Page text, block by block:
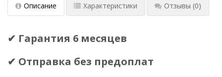
Описание Характеристики Отзывы (0)
✔ Гарантия 6 месяцев
✔ Отправка без предоплат